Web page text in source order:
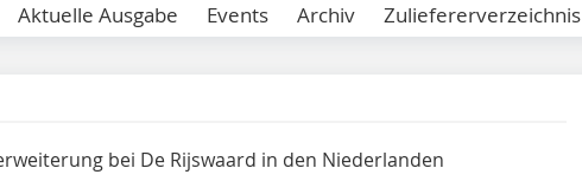
Aktuelle Ausgabe Events Archiv Zuliefererverzeichnis
bei De Rijswaard in den Niederlanden